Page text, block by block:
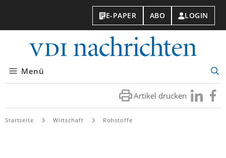
E-PAPER ABO LOGIN
Menü
Artikel drucken Besuchen
Sie
Sie
Startseite Wirtschaft Rohstoffe